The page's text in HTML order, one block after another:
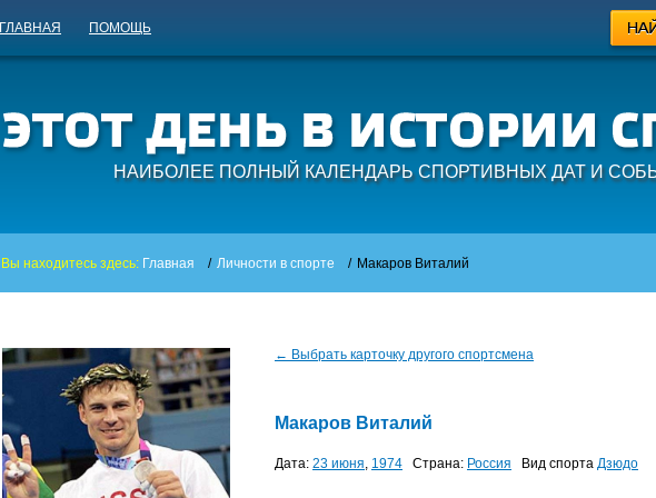
ГЛАВНАЯ ПОМОЩЬ
НАИБОЛЕЕ ПОЛНЫЙ КАЛЕНДАРЬ СПОРТИВНЫХ ДАТ И
Вы находитесь здесь: Главная / Личности в спорте / Макаров Виталий
← Выбрать карточку другого спортсмена
Макаров Виталий
Дата: 23 июня, 1974 Страна: Россия Вид спорта Дзюдо